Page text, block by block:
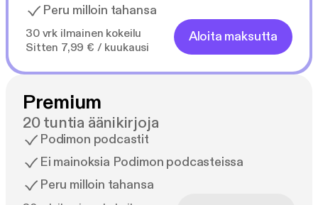
Peru milloin tahansa
30 vrk ilmainen kokeilu
Sitten 7,99 € / kuukausi
Aloita maksutta
Premium
20 tuntia äänikirjoja
Podimon podcastit
Ei mainoksia Podimon podcasteissa
Peru milloin tahansa